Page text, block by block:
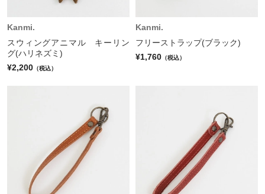
Kanmi.
スウィングアニマル キーリン
グ(ハリネズミ)
¥2,200 （税込）
Kanmi.
フリーストラップ(ブラック)
¥1,760 （税込）